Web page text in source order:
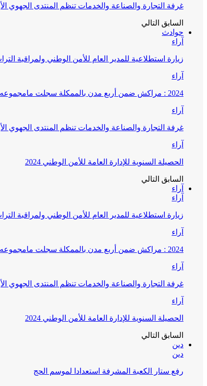
غرفة التجارة والصناعة والخدمات تنظم المنتدى الجهوي
السابق التالي
حوادث
آراء
زيارة استطلاعية للمدير العام للأمن الوطني ولمراقبة
آراء
2024 : مراكش ضمن أربع مدن بالممكلة سجلت مامجموعه 656 قضية تتعلق بغسيل الأموال
آراء
غرفة التجارة والصناعة والخدمات تنظم المنتدى الجهوي
آراء
الحصيلة السنوية للإدارة العامة للأمن الوطني 2024
السابق التالي
آراء
آراء
زيارة استطلاعية للمدير العام للأمن الوطني ولمراقبة
آراء
2024 : مراكش ضمن أربع مدن بالممكلة سجلت مامجموعه 656 قضية تتعلق بغسيل الأموال
آراء
غرفة التجارة والصناعة والخدمات تنظم المنتدى الجهوي
آراء
الحصيلة السنوية للإدارة العامة للأمن الوطني 2024
السابق التالي
دين
دين
رفع ستار الكعبة المشرفة استعدادا لموسم الحج